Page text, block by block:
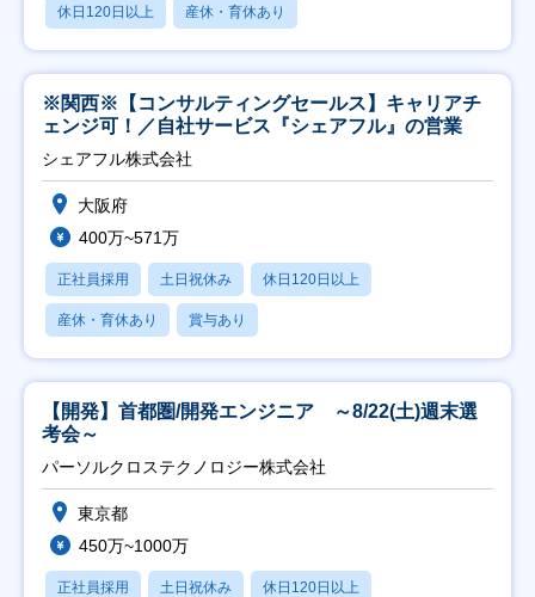
休日120日以上 産休・育休あり
※関西※【コンサルティングセールス】キャリアチ
ェンジ可！／自社サービス『シェアフル』の営業
シェアフル株式会社
大阪府
400万~571万
正社員採用 土日祝休み 休日120日以上
産休・育休あり 賞与あり
【開発】首都圏/開発エンジニア ～8/22(土)週末選
考会～
パーソルクロステクノロジー株式会社
東京都
450万~1000万
正社員採用 土日祝休み 休日120日以上